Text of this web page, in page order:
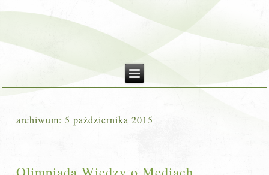
archiwum:5 października 2015